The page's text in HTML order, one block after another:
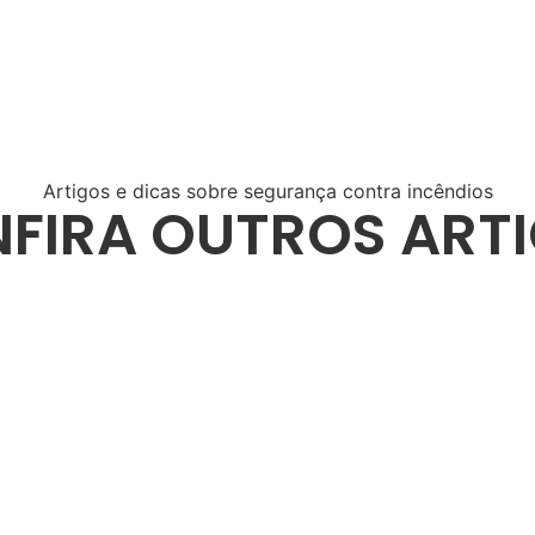
Artigos e dicas sobre segurança contra incêndios
OUTROS